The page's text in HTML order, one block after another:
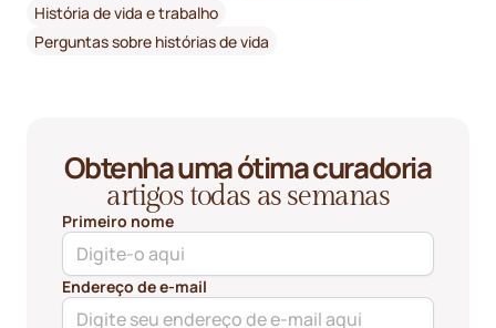
História de vida e trabalho
Perguntas sobre histórias de vida
Obtenha uma ótima curadoria
artigos todas as semanas
Primeiro nome
Endereço de e-mail